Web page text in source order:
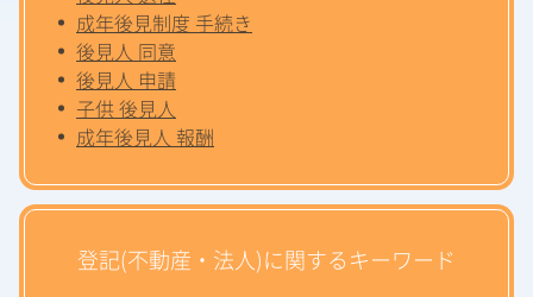
成年後見制度 手続き
後見人 同意
後見人 申請
子供 後見人
成年後見人 報酬
登記(不動産・法人)に関するキーワード